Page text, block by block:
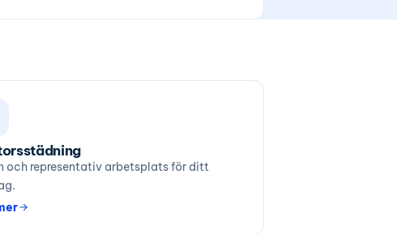
och representativ arbetsplats för ditt